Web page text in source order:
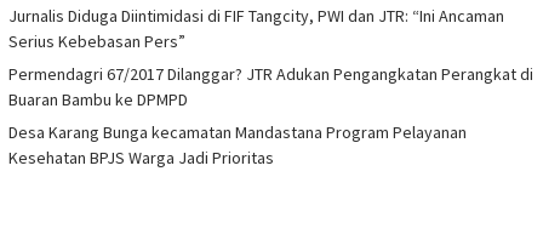
Jurnalis Diduga Diintimidasi di FIF Tangcity, PWI dan JTR: “Ini Ancaman
Serius Kebebasan Pers”
Permendagri 67/2017 Dilanggar? JTR Adukan Pengangkatan Perangkat di
Buaran Bambu ke DPMPD
Desa Karang Bunga kecamatan Mandastana Program Pelayanan
Kesehatan BPJS Warga Jadi Prioritas